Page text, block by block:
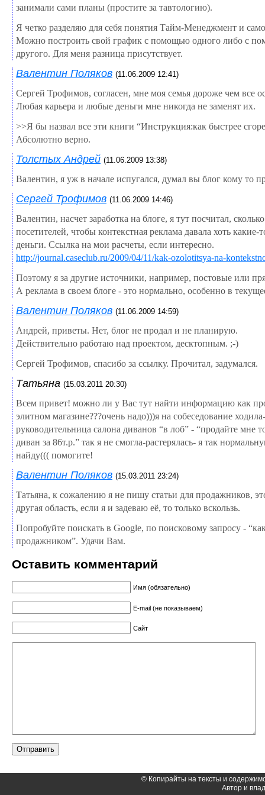
занимали сами планы (простите за тавтологию).
Я четко разделяю для себя понятия Тайм-Менеджмент и
Можно построить свой график с помощью одного либо с
другого. Для меня разница присутствует.
Валентин Поляков (11.06.2009 12:41)
Сергей Трофимов, согласен, мне моя семья дороже чем все
Любая карьера и любые деньги мне никогда не заменят их.
>>Я бы назвал все эти книги “Инструкция:как быстрее
Абсолютно верно.
Толстых Андрей (11.06.2009 13:38)
Валентин, я уж в начале испугался, думал вы блог кому то
Сергей Трофимов (11.06.2009 14:46)
Валентин, насчет заработка на блоге, я тут посчитал,
посетителей, чтобы контекстная реклама давала хоть какие-
деньги. Ссылка на мои расчеты, если интересно.
http://journal.caseclub.ru/2009/04/11/kak-ozolotitsya-na-
Поэтому я за другие источники, например, постовые или
А реклама в своем блоге - это нормально, особенно в
Валентин Поляков (11.06.2009 14:59)
Андрей, приветы. Нет, блог не продал и не планирую.
Действительно работаю над проектом, десктопным. ;-)
Сергей Трофимов, спасибо за ссылку. Прочитал, задумался.
Татьяна (15.03.2011 20:30)
Всем привет! можно ли у Вас тут найти информацию как
элитном магазине???очень надо)))я на собеседование
руководительница салона диванов “в лоб” - “продайте мне
диван за 86т.р.” так я не смогла-растерялась- я так
найду((( помогите!
Валентин Поляков (15.03.2011 23:24)
Татьяна, к сожалению я не пишу статьи для продажников,
другая область, если я и задеваю её, то только вскользь.
Попробуйте поискать в Google, по поисковому запросу -
продажником”. Удачи Вам.
Оставить комментарий
Имя (обязательно)
E-mail (не показываем)
Сайт
© Копирайты на тексты и
Автор и